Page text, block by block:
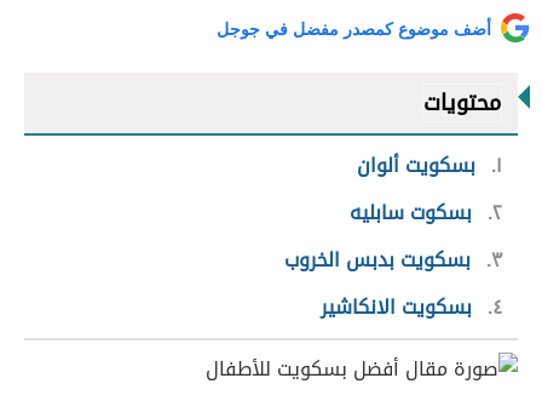
أضف موضوع كمصدر مفضل في جوجل
محتويات
١ بسكويت ألوان
٢ بسكوت سابليه
٣ بسكويت بدبس الخروب
٤ بسكويت الانكاشير